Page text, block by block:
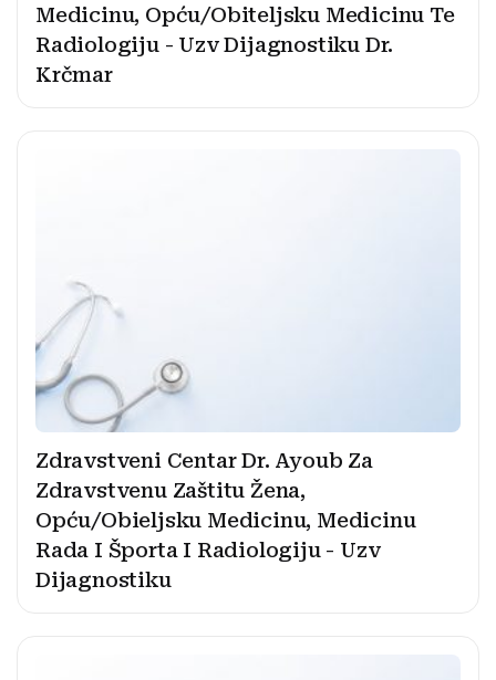
Medicinu, Opću/Obiteljsku Medicinu Te
Radiologiju - Uzv Dijagnostiku Dr.
Krčmar
Zdravstveni Centar Dr. Ayoub Za
Zdravstvenu Zaštitu Žena,
Opću/Obieljsku Medicinu, Medicinu
Rada I Športa I Radiologiju - Uzv
Dijagnostiku